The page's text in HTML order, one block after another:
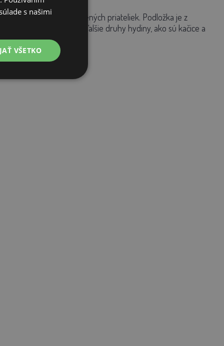
pohodlie svojich operených priateliek. Podložka je z
pre sliepky, ale aj pre ďalšie druhy hydiny, ako sú kačice a
s našimi
VŠETKO